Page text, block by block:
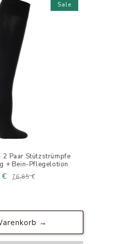
Sale
2 Paar Stützstrümpfe
+ Bein-Pflegelotion
76,85 €
→